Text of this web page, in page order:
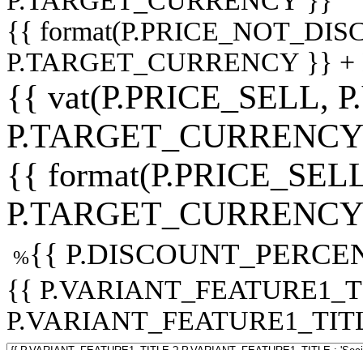
{{
P.TARGET_CURRENCY }}
{{ vat(P.PRICE_SELL,
{{
%{{
{{